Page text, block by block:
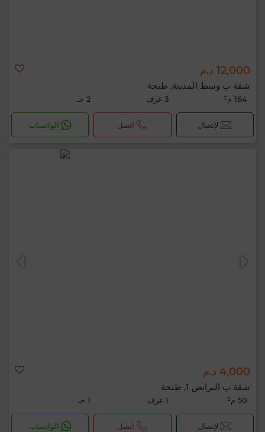
12,000 د.م
شقة ب وسط المدينة, طنجة
164 م² 3 غرف 2 حـ
لإتصال اتصل الواتساب
4,000 د.م
شقة ب البرانص 1, طنجة
50 م² 1 غرف 1 حـ
لإتصال اتصل الواتساب